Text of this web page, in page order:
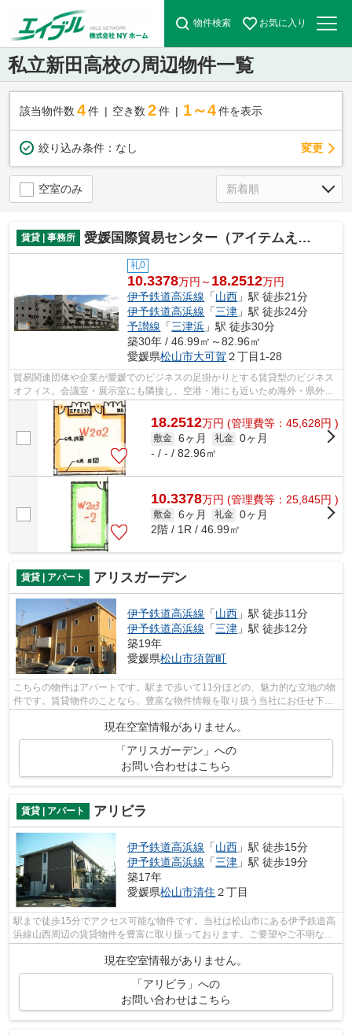
物件検索 お気に入り
私立新田高校の周辺物件一覧
該当物件数 4件 空き数 2 件 1～4 件を表示
絞り込み条件： なし 変更
空室のみ
賃貸 | 事務所 愛媛国際貿易センター（アイテムえひめ）ビジネスオフィス
礼0
10.3378万円～ 18.2512万円
伊予鉄道高浜線 「山西 」駅 徒歩21分
伊予鉄道高浜線 「三津 」駅 徒歩24分
予讃線 「三津浜 」駅 徒歩30分
築30年 / 46.99㎡～82.96㎡
愛媛県松山市大可賀 ２丁目1-28
貿易関連団体や企業が愛媛でのビジネスの足掛かりとする賃貸型のビジネス
オフィス。会議室・展示室にも隣接し、空港・港にも近いため海外・県外か
らのアクセスに便利です。
18.2512万円 (管理費等：45,628円 )
敷金 6ヶ月 礼金 0ヶ月
- / - / 82.96㎡
10.3378万円 (管理費等：25,845円 )
敷金 6ヶ月 礼金 0ヶ月
2階 / 1R / 46.99㎡
賃貸 | アパート アリスガーデン
伊予鉄道高浜線 「山西 」駅 徒歩11分
伊予鉄道高浜線 「三津 」駅 徒歩12分
築19年
愛媛県松山市須賀町
こちらの物件はアパートです。駅まで歩いて11分ほどの、魅力的な立地の物
件です。賃貸物件のことなら、豊富な物件情報を取り扱う当社にお任せ下さ
い。当社スタッフが、お客様のライフ...
現在空室情報がありません。
「アリスガーデン」への
お問い合わせはこちら
賃貸 | アパート アリビラ
伊予鉄道高浜線 「山西 」駅 徒歩15分
伊予鉄道高浜線 「三津 」駅 徒歩19分
築17年
愛媛県松山市清住 ２丁目
駅まで徒歩15分でアクセス可能な物件です。当社は松山市にある伊予鉄道高
浜線山西周辺の賃貸物件を豊富に取り扱っております。ご要望やご不明な点
現在空室情報がありません。
「アリビラ」への
お問い合わせはこちら